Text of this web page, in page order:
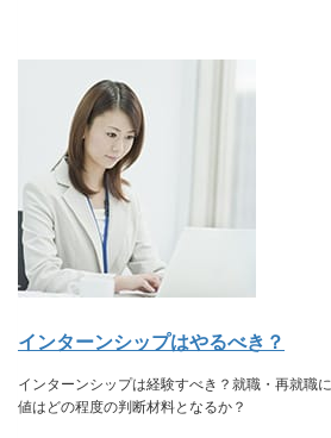
インターンシップはやるべき？
インターンシップは経験すべき？就職・再就職
値はどの程度の判断材料となるか？